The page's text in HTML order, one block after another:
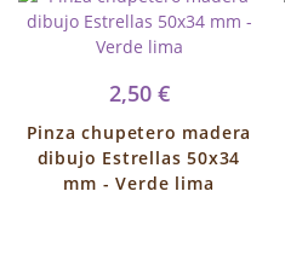
2,50 €
Pinza chupetero madera
dibujo Estrellas 50x34
mm - Verde lima